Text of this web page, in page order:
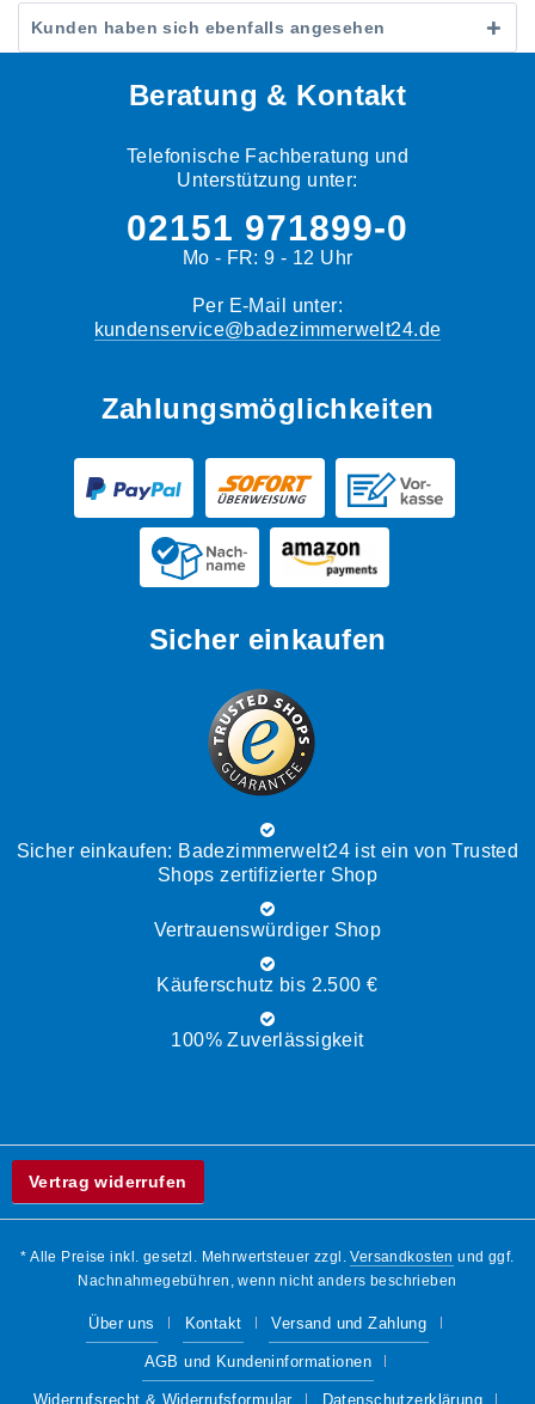
Kunden haben sich ebenfalls angesehen
Beratung & Kontakt
Telefonische Fachberatung und
Unterstützung unter:
02151 971899-0
Mo - FR: 9 - 12 Uhr
Per E-Mail unter:
kundenservice@badezimmerwelt24.de
Zahlungsmöglichkeiten
Sicher einkaufen
Sicher einkaufen: Badezimmerwelt24 ist ein von Trusted
Shops zertifizierter Shop
Vertrauenswürdiger Shop
Käuferschutz bis 2.500 €
100% Zuverlässigkeit
Vertrag widerrufen
* Alle Preise inkl. gesetzl. Mehrwertsteuer zzgl.Versandkosten und ggf.
Nachnahmegebühren, wenn nicht anders beschrieben
Über uns Kontakt Versand und Zahlung
AGB und Kundeninformationen
Widerrufsrecht & Widerrufsformular Datenschutzerklärung